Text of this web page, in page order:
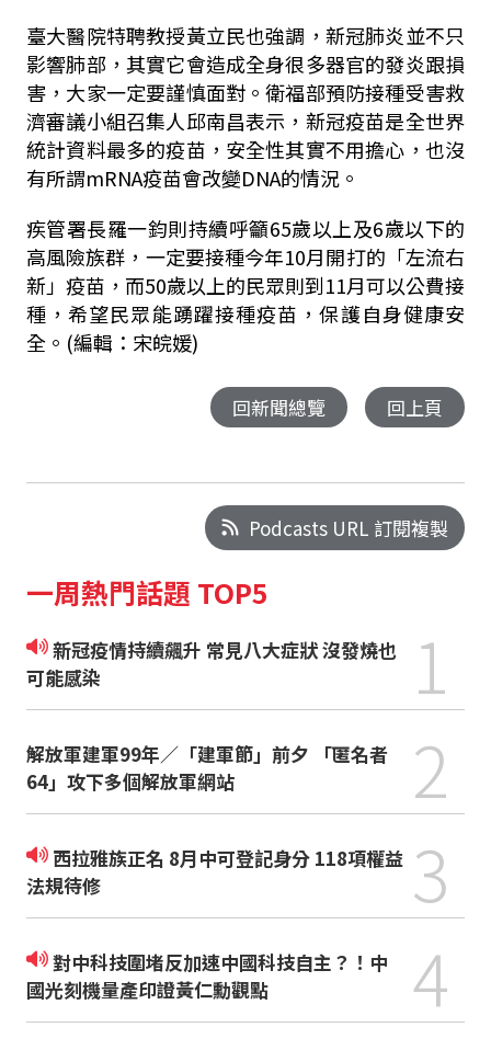
臺大醫院特聘教授黃立民也強調，新冠肺炎並不只
影響肺部，其實它會造成全身很多器官的發炎跟損
害，大家一定要謹慎面對。衛福部預防接種受害救
濟審議小組召集人邱南昌表示，新冠疫苗是全世界
統計資料最多的疫苗，安全性其實不用擔心，也沒
有所謂mRNA疫苗會改變DNA的情況。
疾管署長羅一鈞則持續呼籲65歲以上及6歲以下的
高風險族群，一定要接種今年10月開打的「左流右
新」疫苗，而50歲以上的民眾則到11月可以公費接
種，希望民眾能踴躍接種疫苗，保護自身健康安
全。(編輯：宋皖媛)
回新聞總覽 回上頁
Podcasts URL 訂閱複製
一周熱門話題 TOP5
新冠疫情持續飆升 常見八大症狀 沒發燒也
可能感染
1
解放軍建軍99年／「建軍節」前夕 「匿名者
64」攻下多個解放軍網站
2
西拉雅族正名 8月中可登記身分 118項權益
法規待修
3
對中科技圍堵反加速中國科技自主？！中
國光刻機量產印證黃仁勳觀點
4